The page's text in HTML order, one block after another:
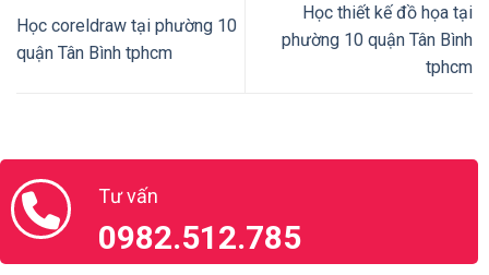
Học coreldraw tại phường 10
quận Tân Bình tphcm
Học thiết kế đồ họa tại
phường 10 quận Tân Bình
tphcm
Tư vấn
0982.512.785